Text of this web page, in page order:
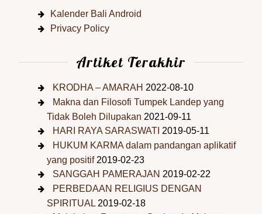
Kalender Bali Android
Privacy Policy
Artiket Terakhir
KRODHA – AMARAH 2022-08-10
Makna dan Filosofi Tumpek Landep yang
Tidak Boleh Dilupakan 2021-09-11
HARI RAYA SARASWATI 2019-05-11
HUKUM KARMA dalam pandangan aplikatif
yang positif 2019-02-23
SANGGAH PAMERAJAN 2019-02-22
PERBEDAAN RELIGIUS DENGAN
SPIRITUAL 2019-02-18